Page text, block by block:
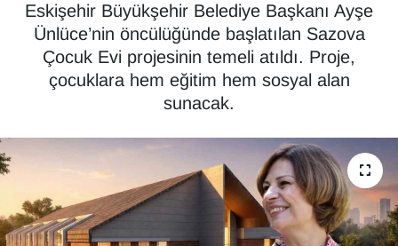
Eskişehir Büyükşehir Belediye Başkanı Ayşe
Ünlüce’nin öncülüğünde başlatılan Sazova
Çocuk Evi projesinin temeli atıldı. Proje,
çocuklara hem eğitim hem sosyal alan
sunacak.